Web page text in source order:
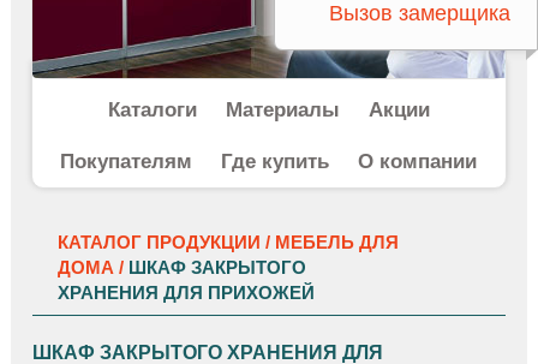
Вызов замерщика
Каталоги Материалы Акции
Покупателям Где купить О компании
КАТАЛОГ ПРОДУКЦИИ / МЕБЕЛЬ ДЛЯ
ДОМА / ШКАФ ЗАКРЫТОГО
ХРАНЕНИЯ ДЛЯ ПРИХОЖЕЙ
ШКАФ ЗАКРЫТОГО ХРАНЕНИЯ ДЛЯ